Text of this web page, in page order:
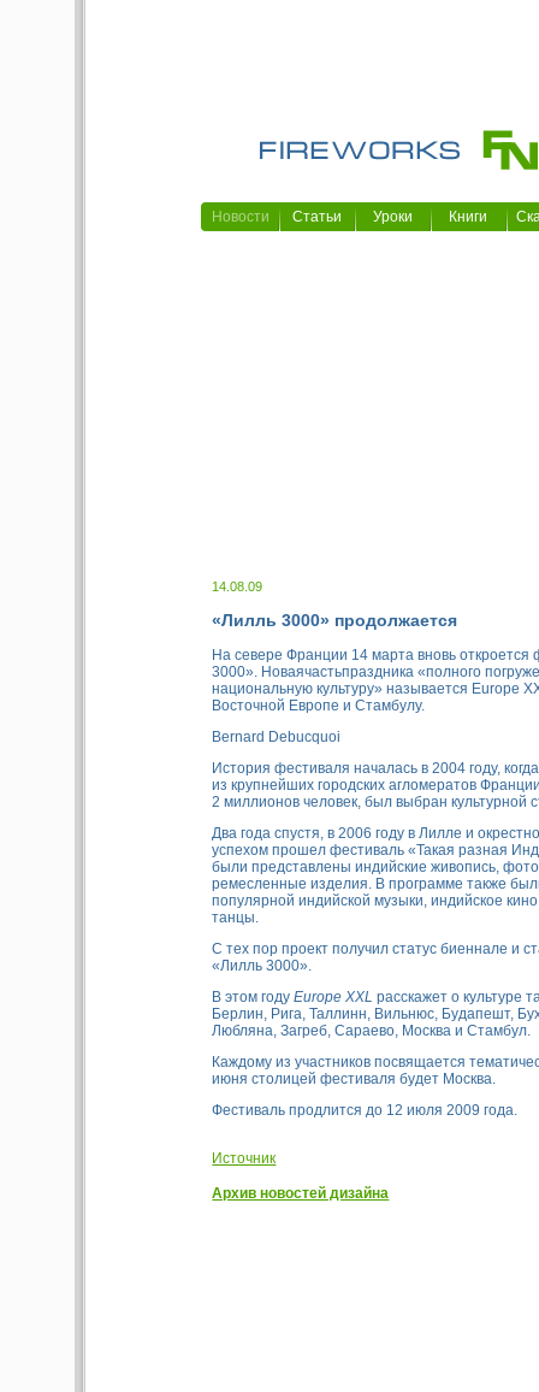
Новости Статьи Уроки Книги
14.08.09
«Лилль 3000» продолжается
На севере Франции 14 марта вновь откроется
3000». Новаячастьпраздника «полного
национальную культуру» называется Europe
Восточной Европе и Стамбулу.
Bernard Debucquoi
История фестиваля началась в 2004 году,
из крупнейших городских агломератов
2 миллионов человек, был выбран культурной
Два года спустя, в 2006 году в Лилле и
успехом прошел фестиваль «Такая разная
были представлены индийские живопись,
ремесленные изделия. В программе также
популярной индийской музыки, индийское
танцы.
С тех пор проект получил статус биеннале и
«Лилль 3000».
В этом годуEurope XXL расскажет о культуре
Берлин, Рига, Таллинн, Вильнюс, Будапешт,
Любляна, Загреб, Сараево, Москва и Стамбул.
Каждому из участников посвящается
июня столицей фестиваля будет Москва.
Фестиваль продлится до 12 июля 2009 года.
Источник
Архив новостей дизайна